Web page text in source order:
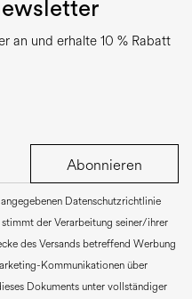
an und erhalte 10 % Rabatt
Abonnieren
Datenschutzrichtlinie
der Verarbeitung seiner/ihrer
des Versands betreffend Werbung
Kommunikationen über
Dokuments unter vollständiger